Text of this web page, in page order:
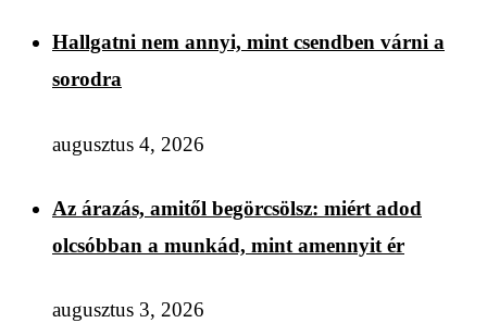
Hallgatni nem annyi, mint csendben várni a
sorodra
augusztus 4, 2026
Az árazás, amitől begörcsölsz: miért adod
olcsóbban a munkád, mint amennyit ér
augusztus 3, 2026